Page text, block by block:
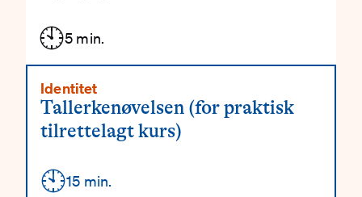
🕙5 min.
Tallerkenøvelsen (for praktisk
tilrettelagt kurs)
Identitet
Detaljer
🕙15 min.